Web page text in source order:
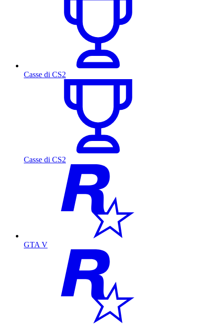
Casse di CS2
Casse di CS2
GTA V